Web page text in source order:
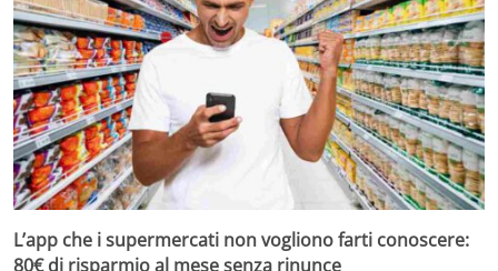
L’app che i supermercati non vogliono farti conoscere:
80€ di risparmio al mese senza rinunce